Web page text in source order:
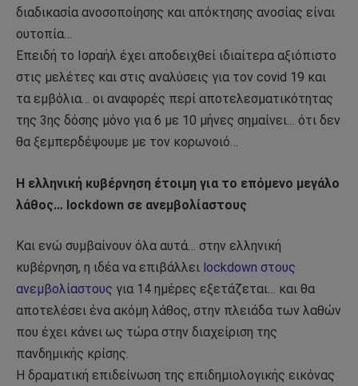
διαδικασία ανοσοποίησης και απόκτησης ανοσίας είναι
ουτοπία…
Επειδή το Ισραήλ έχει αποδειχθεί ιδιαίτερα αξιόπιστο
στις μελέτες και στις αναλύσεις για τον covid 19 και
τα εμβόλια… οι αναφορές περί αποτελεσματικότητας
της 3ης δόσης μόνο για 6 με 10 μήνες σημαίνει… ότι δεν
θα ξεμπερδέψουμε με τον κορωνοιό…
H ελληνική κυβέρνηση έτοιμη για το επόμενο μεγάλο
λάθος… lockdown σε ανεμβολίαστους
Και ενώ συμβαίνουν όλα αυτά… στην ελληνική
κυβέρνηση, η ιδέα να επιβάλλει lockdown στους
ανεμβολίαστους για 14 ημέρες εξετάζεται… και θα
αποτελέσει ένα ακόμη λάθος, στην πλειάδα των λαθών
που έχει κάνει ως τώρα στην διαχείριση της
πανδημικής κρίσης.
Η δραματική επιδείνωση της επιδημιολογικής εικόνας